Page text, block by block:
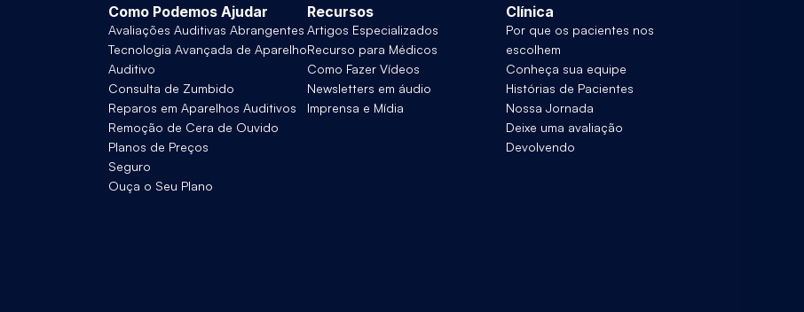
Como Podemos Ajudar
Avaliações Auditivas Abrangentes
Tecnologia Avançada de Aparelho
Auditivo
Consulta de Zumbido
Reparos em Aparelhos Auditivos
Remoção de Cera de Ouvido
Planos de Preços
Seguro
Ouça o Seu Plano
Recursos
Artigos Especializados
Recurso para Médicos
Como Fazer Vídeos
Newsletters em áudio
Imprensa e Mídia
Clínica
Por que os pacientes nos
escolhem
Conheça sua equipe
Histórias de Pacientes
Nossa Jornada
Deixe uma avaliação
Devolvendo